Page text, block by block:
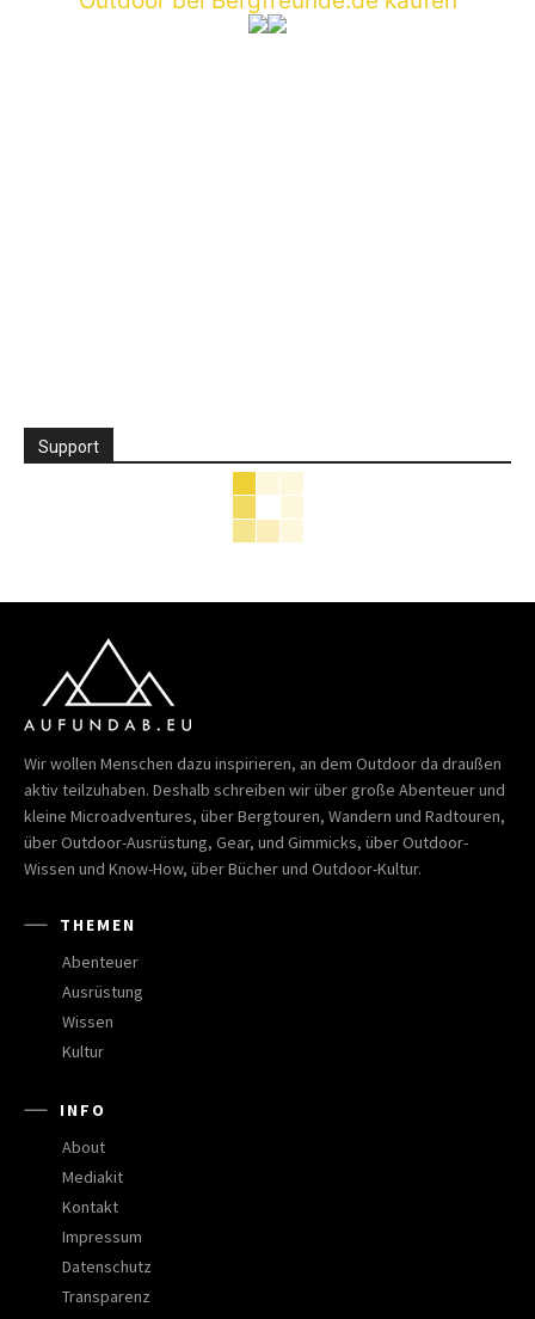
Support
Wir wollen Menschen dazu inspirieren, an dem Outdoor da draußen
aktiv teilzuhaben. Deshalb schreiben wir über große Abenteuer und
kleine Microadventures, über Bergtouren, Wandern und Radtouren,
über Outdoor-Ausrüstung, Gear, und Gimmicks, über Outdoor-
Wissen und Know-How, über Bücher und Outdoor-Kultur.
THEMEN
Abenteuer
Ausrüstung
Wissen
Kultur
INFO
About
Mediakit
Kontakt
Impressum
Datenschutz
Transparenz